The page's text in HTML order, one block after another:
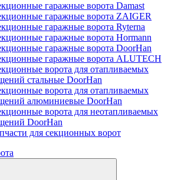
гаражные ворота Damast
гаражные ворота ZAIGER
гаражные ворота Ryterna
гаражные ворота Hormann
гаражные ворота DoorHan
гаражные ворота ALUTECH
ворота для отапливаемых
стальные DoorHan
ворота для отапливаемых
алюминиевые DoorHan
ворота для неотапливаемых
DoorHan
для секционных ворот